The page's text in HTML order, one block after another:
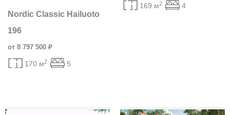
Nordic Classic Hailuoto
196
от 8 797 500 ₽
170 м2 5
169 м2 4